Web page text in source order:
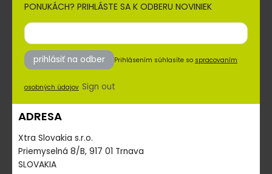
PONUKÁCH? PRIHLÁSTE SA K ODBERU NOVINIEK
prihlásiť na odber Prihlásením súhlasíte so spracovaním
osobných údajov Sign out
ADRESA
Xtra Slovakia s.r.o.
Priemyselná 8/B, 917 01 Trnava
SLOVAKIA